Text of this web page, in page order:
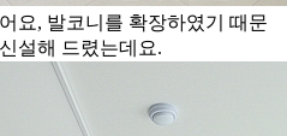
요, 발코니를 확장하였기 때문
설해 드렸는데요.